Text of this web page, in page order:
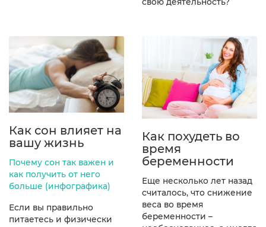
Как сон влияет на
вашу жизнь
Почему сон так важен и
как получить от него
больше (инфографика)
Если вы правильно
питаетесь и физически
Как похудеть во
время
беременности
Еще несколько лет назад
считалось, что снижение
веса во время
беременности –